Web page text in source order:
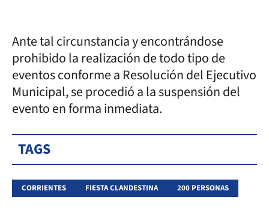
Ante tal circunstancia y encontrándose
prohibido la realización de todo tipo de
eventos conforme a Resolución del Ejecutivo
Municipal, se procedió a la suspensión del
evento en forma inmediata.
TAGS
CORRIENTES FIESTA CLANDESTINA 200 PERSONAS